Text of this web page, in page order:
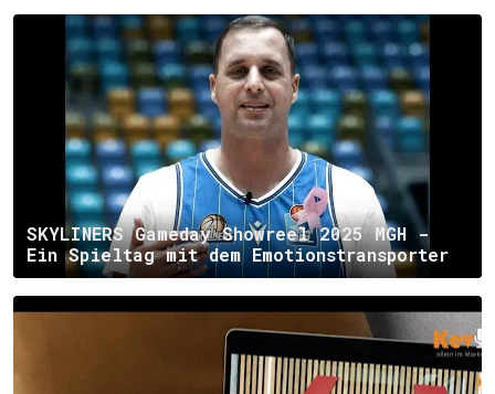
SKYLINERS Gameday Showreel 2025 MGH -
Ein Spieltag mit dem Emotionstransporter